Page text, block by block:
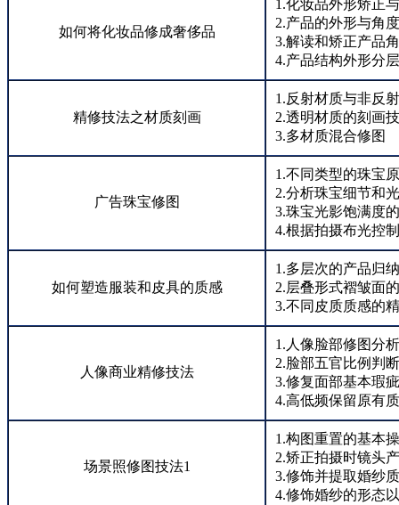
如何将化妆品修成奢侈品
1.化妆品外形矫正
2.产品的外形与角
3.解读和矫正产品
4.产品结构外形分
精修技法之材质刻画
1.反射材质与非反
2.透明材质的刻画
3.多材质混合修图
广告珠宝修图
1.不同类型的珠宝
2.分析珠宝细节和
3.珠宝光影饱满度
4.根据拍摄布光控
如何塑造服装和皮具的质感
1.多层次的产品归
2.层叠形式褶皱面
3.不同皮质质感的
人像商业精修技法
1.人像脸部修图分析
2.脸部五官比例判
3.修复面部基本瑕疵
4.高低频保留原有
场景照修图技法1
1.构图重置的基本
2.矫正拍摄时镜头
3.修饰并提取婚纱
4.修饰婚纱的形态